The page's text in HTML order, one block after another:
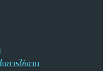
การใช้งาน